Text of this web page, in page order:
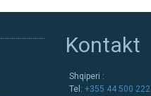
Kontakt
Shqiperi :
Tel: +355 44 500 222